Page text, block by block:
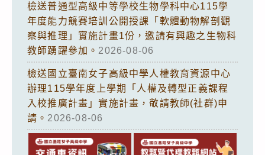
檢送普通型高級中等學校生物學科中心115學
年度能力競賽培訓公開授課「軟體動物解剖觀
察與推理」實施計畫1份，邀請有興趣之生物科
教師踴躍參加。 2026-08-06
檢送國立臺南女子高級中學人權教育資源中心
辦理115學年度上學期「人權及轉型正義課程
入校推廣計畫」實施計畫，敬請教師(社群)申
請。 2026-08-06